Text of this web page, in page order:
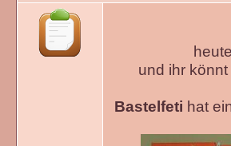
und ihr
Bastelfeti hat